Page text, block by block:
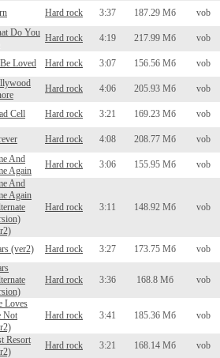
Hard rock 3:37 187.29 Мб vob
Do You Hard rock 4:19 217.99 Мб vob
Loved Hard rock 3:07 156.56 Мб vob
Hard rock 4:06 205.93 Мб vob
Cell Hard rock 3:21 169.23 Мб vob
Hard rock 4:08 208.77 Мб vob
And
Again
Hard rock 3:06 155.95 Мб vob
And
Again
Hard rock 3:11 148.92 Мб vob
(ver2) Hard rock 3:27 173.75 Мб vob
Hard rock 3:36 168.8 Мб vob
Loves
Not
Hard rock 3:41 185.36 Мб vob
Resort
Hard rock 3:21 168.14 Мб vob